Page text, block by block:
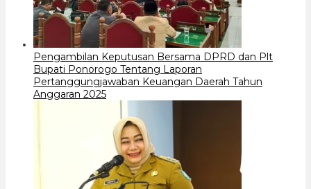
Pengambilan Keputusan Bersama DPRD dan Plt
Bupati Ponorogo Tentang Laporan
Pertanggungjawaban Keuangan Daerah Tahun
Anggaran 2025